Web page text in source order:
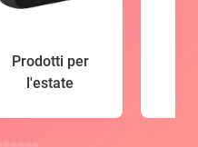
Prodotti per
l'estate